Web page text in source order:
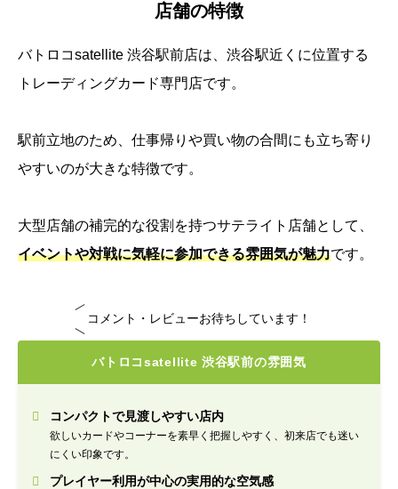
店舗の特徴
バトロコsatellite 渋谷駅前店は、渋谷駅近くに位置する
トレーディングカード専門店です。
駅前立地のため、仕事帰りや買い物の合間にも立ち寄り
やすいのが大きな特徴です。
大型店舗の補完的な役割を持つサテライト店舗として、
イベントや対戦に気軽に参加できる雰囲気が魅力です。
コメント・レビューお待ちしています！
バトロコsatellite 渋谷駅前の雰囲気
コンパクトで見渡しやすい店内
欲しいカードやコーナーを素早く把握しやすく、初来店でも迷い
にくい印象です。
プレイヤー利用が中心の実用的な空気感